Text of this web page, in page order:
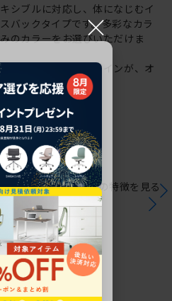
シブルに対応し、体になじむイ
バックタイプです。多彩なカラ
のカラーをお選びいただけま
感のある美しいデザインが、オ
シリーズの特徴を見る
×